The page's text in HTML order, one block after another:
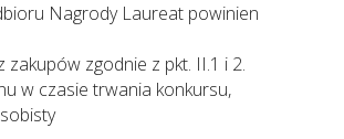
Nagrody Laureat powinien
zakupów zgodnie z pkt. II.1 i 2.
w czasie trwania konkursu,